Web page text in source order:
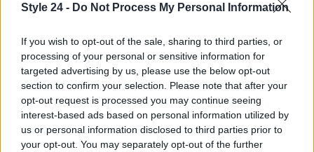
Style 24 - Do Not Process My Personal Information
If you wish to opt-out of the sale, sharing to third parties, or
processing of your personal or sensitive information for
targeted advertising by us, please use the below opt-out
section to confirm your selection. Please note that after your
opt-out request is processed you may continue seeing
interest-based ads based on personal information utilized by
us or personal information disclosed to third parties prior to
your opt-out. You may separately opt-out of the further
Continua a leggere
PEOPLE